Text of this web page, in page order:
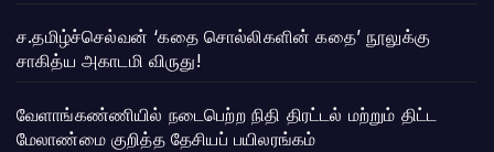
ச.தமிழ்ச்செல்வன் ‘கதை சொல்லிகளின் கதை’ நூலுக்கு
சாகித்ய அகாடமி விருது!
வேளாங்கண்ணியில் நடைபெற்ற நிதி திரட்டல் மற்றும் திட்ட
மேலாண்மை குறித்த தேசியப் பயிலரங்கம்